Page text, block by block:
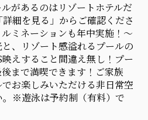
があるのはリゾートホテルだ
細を見る」からご確認くださ
ミネーションも年中実施！～
、リゾート感溢れるプールの
えすること間違え無し！プー
まで満喫できます！ご家族
お楽しみいただける非日常空
。※遊泳は予約制（有料）で